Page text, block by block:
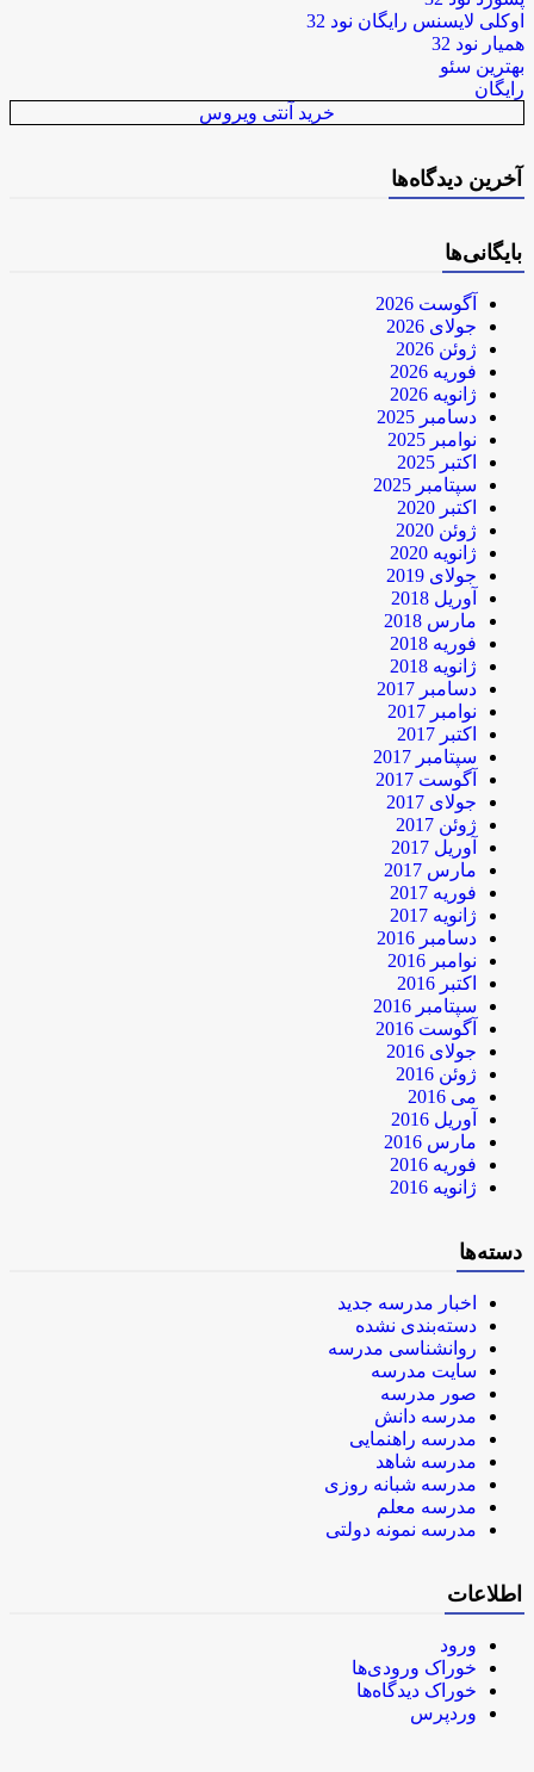
اوکلی لایسنس رایگان نود 32
همیار نود 32
بهترین سئو
رایگان
خرید آنتی ویروس
آخرین دیدگاه‌ها
بایگانی‌ها
آگوست 2026
جولای 2026
ژوئن 2026
فوریه 2026
ژانویه 2026
دسامبر 2025
نوامبر 2025
اکتبر 2025
سپتامبر 2025
اکتبر 2020
ژوئن 2020
ژانویه 2020
جولای 2019
آوریل 2018
مارس 2018
فوریه 2018
ژانویه 2018
دسامبر 2017
نوامبر 2017
اکتبر 2017
سپتامبر 2017
آگوست 2017
جولای 2017
ژوئن 2017
آوریل 2017
مارس 2017
فوریه 2017
ژانویه 2017
دسامبر 2016
نوامبر 2016
اکتبر 2016
سپتامبر 2016
آگوست 2016
جولای 2016
ژوئن 2016
می 2016
آوریل 2016
مارس 2016
فوریه 2016
ژانویه 2016
دسته‌ها
اخبار مدرسه جدید
دسته‌بندی نشده
روانشناسی مدرسه
سایت مدرسه
صور مدرسه
مدرسه دانش
مدرسه راهنمایی
مدرسه شاهد
مدرسه شبانه روزی
مدرسه معلم
مدرسه نمونه دولتی
اطلاعات
ورود
خوراک ورودی‌ها
خوراک دیدگاه‌ها
وردپرس